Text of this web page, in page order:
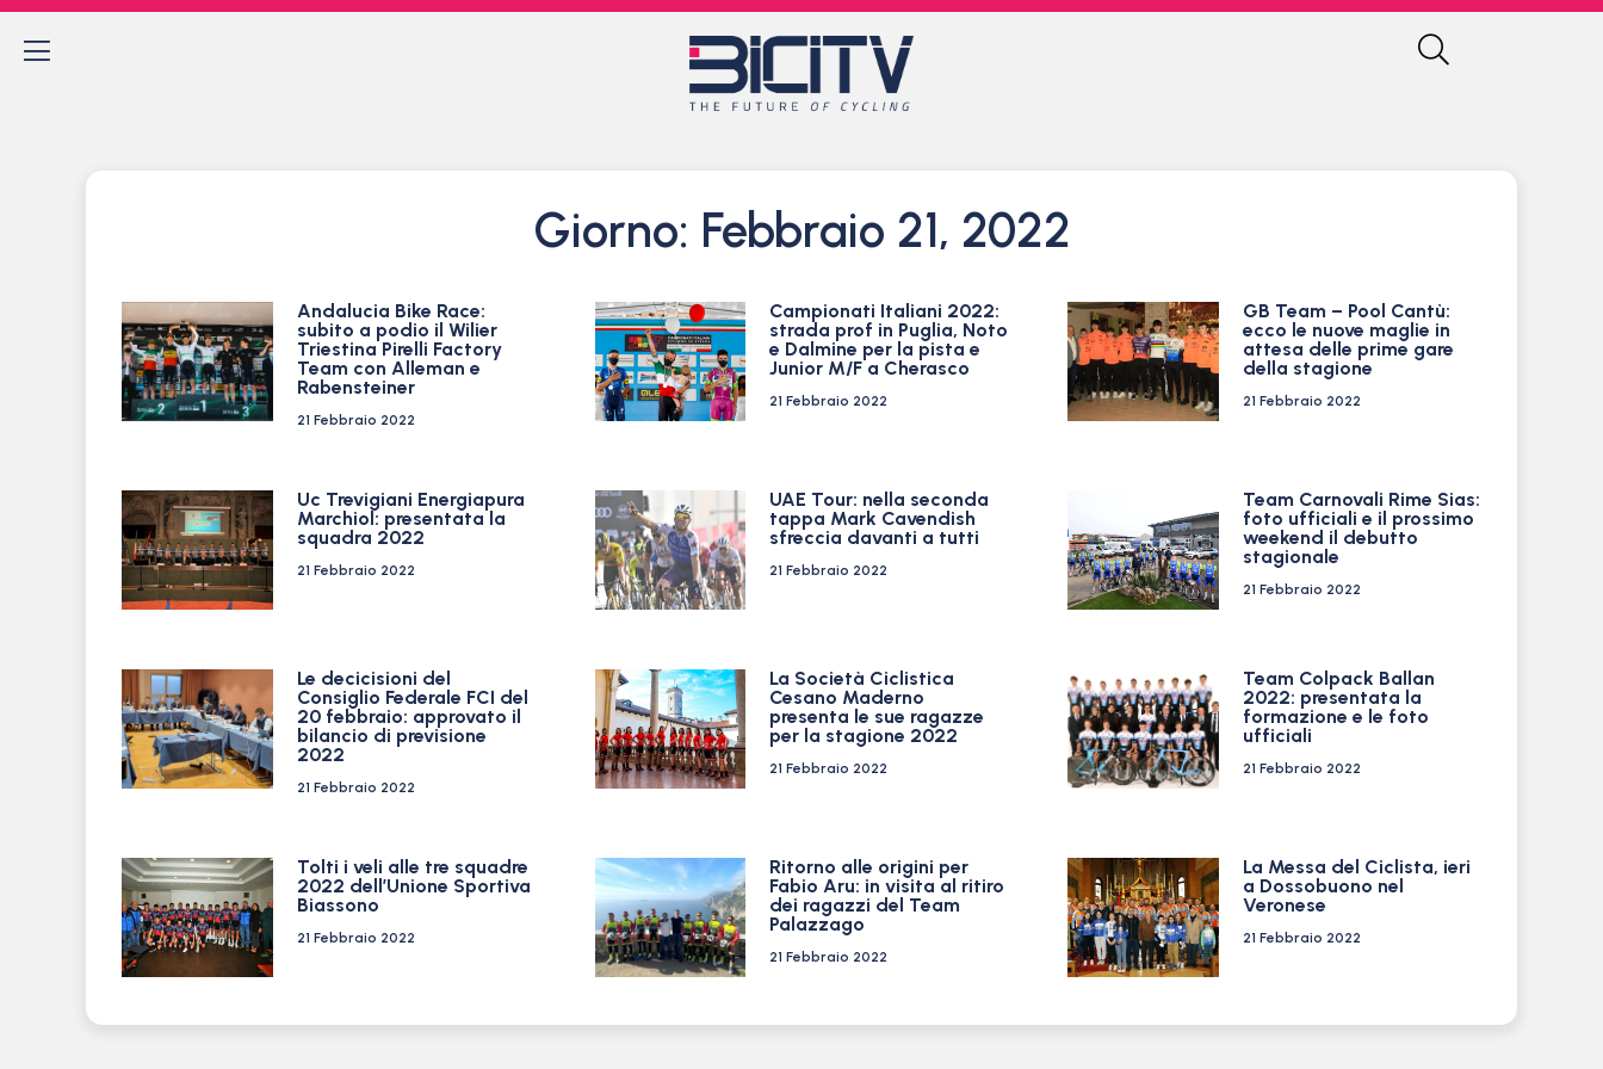
Giorno: Febbraio 21, 2022
Andalucia Bike Race:
subito a podio il Wilier
Triestina Pirelli Factory
Team con Alleman e
Rabensteiner
21 Febbraio 2022
Campionati Italiani 2022:
strada prof in Puglia, Noto
e Dalmine per la pista e
Junior M/F a Cherasco
21 Febbraio 2022
GB Team – Pool Cantù:
ecco le nuove maglie in
attesa delle prime gare
della stagione
21 Febbraio 2022
Uc Trevigiani Energiapura
Marchiol: presentata la
squadra 2022
21 Febbraio 2022
UAE Tour: nella seconda
tappa Mark Cavendish
sfreccia davanti a tutti
21 Febbraio 2022
Team Carnovali Rime Sias:
foto ufficiali e il prossimo
weekend il debutto
stagionale
21 Febbraio 2022
Le decicisioni del
Consiglio Federale FCI del
20 febbraio: approvato il
bilancio di previsione
2022
21 Febbraio 2022
La Società Ciclistica
Cesano Maderno
presenta le sue ragazze
per la stagione 2022
21 Febbraio 2022
Team Colpack Ballan
2022: presentata la
formazione e le foto
ufficiali
21 Febbraio 2022
Tolti i veli alle tre squadre
2022 dell’Unione Sportiva
Biassono
21 Febbraio 2022
Ritorno alle origini per
Fabio Aru: in visita al ritiro
dei ragazzi del Team
Palazzago
21 Febbraio 2022
La Messa del Ciclista, ieri
a Dossobuono nel
Veronese
21 Febbraio 2022